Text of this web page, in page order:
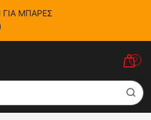
ΜΠΑΡΕΣ
0